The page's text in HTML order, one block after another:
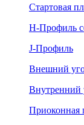
Стартовая
Н-Профиль
J-Профиль
Внешний
Внутренний
Приоконная